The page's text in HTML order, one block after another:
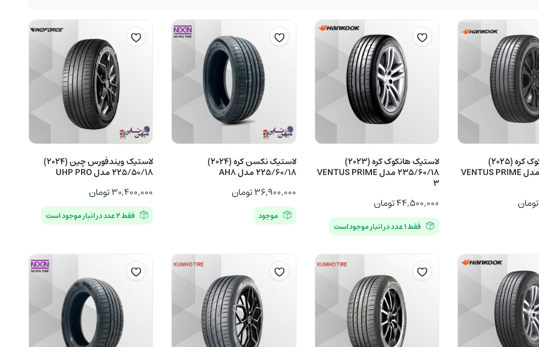
قیمت:
زیاد
لاستیک هانکوک کره (2025)
225/60/18 مدل VENTUS PRIME
تومان
لاستیک هانکوک کره (2023)
235/60/18 مدل VENTUS PRIME
3
۴۴,۵۰۰,۰۰۰تومان
فقط ۱ عدد در انبار موجود است
لاستیک نکسن کره (2024)
225/60/18 مدل AH8
۳۶,۹۰۰,۰۰۰تومان
موجود
لاستیک ویندفورس چین (2024)
225/50/18 مدل UHP PRO
۳۰,۴۰۰,۰۰۰تومان
فقط ۲ عدد در انبار موجود است